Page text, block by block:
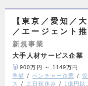
【東京／愛知／
／エージェント
新規事業
大手人材サービス企業
900万円 ～ 1149万円
準備
ベンチャー企業
ス
土日祝休み 1億円以